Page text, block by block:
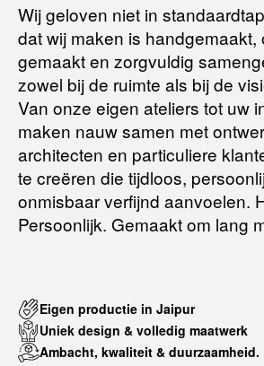
aankoopbedrag zo snel mogelijk terug,
dagen na herroeping .
Voor meer informatie kunt u terecht op:
Terugbetalingsbeleid
Wij geloven niet in
dat wij maken is handgemaakt,
gemaakt en zorgvuldig
zowel bij de ruimte als bij de
Van onze eigen ateliers tot uw
maken nauw samen met
architecten en particuliere
te creëren die tijdloos,
onmisbaar verfijnd aanvoelen.
Persoonlijk. Gemaakt om lang
Eigen productie in Jaipur
Uniek design & volledig maatwerk
Ambacht, kwaliteit & duurzaamheid.